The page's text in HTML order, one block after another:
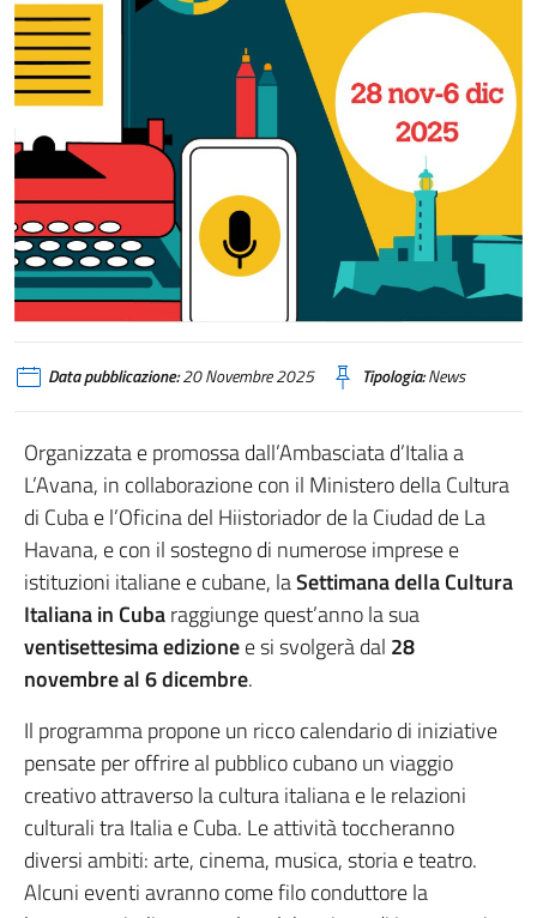
Data pubblicazione:20 Novembre 2025 Tipologia:News
Organizzata e promossa dall’Ambasciata d’Italia a
L’Avana, in collaborazione con il Ministero della Cultura
di Cuba e l’Oficina del Hiistoriador de la Ciudad de La
Havana, e con il sostegno di numerose imprese e
istituzioni italiane e cubane, laSettimana della Cultura
Italiana in Cubaraggiunge quest’anno la sua
ventisettesima edizionee si svolgerà dal 28
novembre al 6 dicembre.
Il programma propone un ricco calendario di iniziative
pensate per offrire al pubblico cubano un viaggio
creativo attraverso la cultura italiana e le relazioni
culturali tra Italia e Cuba. Le attività toccheranno
diversi ambiti: arte, cinema, musica, storia e teatro.
Alcuni eventi avranno come filo conduttore la